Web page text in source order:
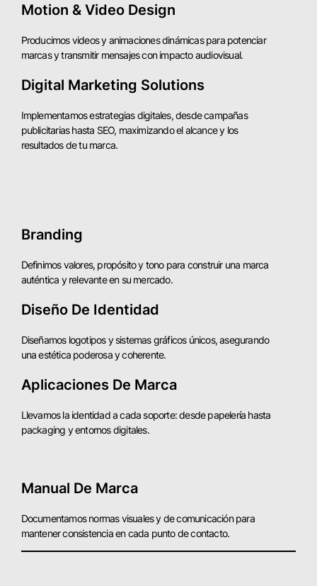
Motion & Video Design
Producimos videos y animaciones dinámicas para potenciar
marcas y transmitir mensajes con impacto audiovisual.
Digital Marketing Solutions
Implementamos estrategias digitales, desde campañas
publicitarias hasta SEO, maximizando el alcance y los
resultados de tu marca.
Branding
Definimos valores, propósito y tono para construir una marca
auténtica y relevante en su mercado.
Diseño De Identidad
Diseñamos logotipos y sistemas gráficos únicos, asegurando
una estética poderosa y coherente.
Aplicaciones De Marca
Llevamos la identidad a cada soporte: desde papelería hasta
packaging y entornos digitales.
Manual De Marca
Documentamos normas visuales y de comunicación para
mantener consistencia en cada punto de contacto.